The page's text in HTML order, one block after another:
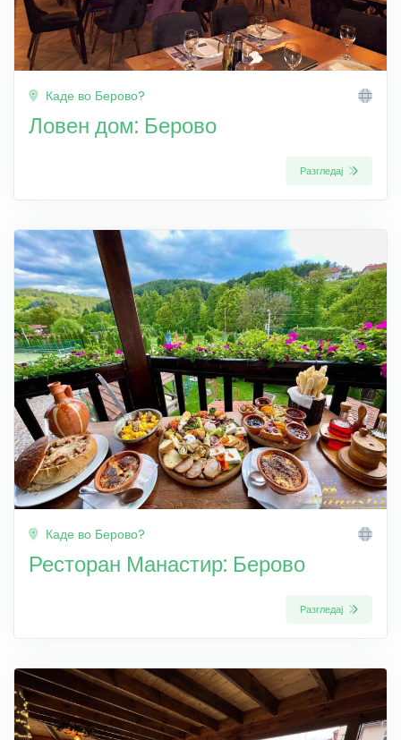
Каде во Берово?
Ловен дом: Берово
Разгледај
Каде во Берово?
Ресторан Манастир: Берово
Разгледај